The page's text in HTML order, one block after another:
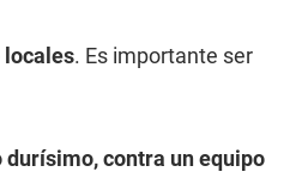
locales. Es importante ser
contra un equipo